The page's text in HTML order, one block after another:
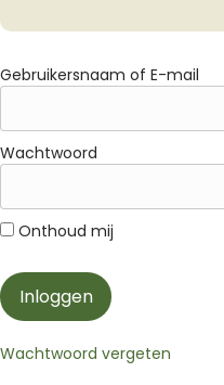
Gebruikersnaam of E-mail
Wachtwoord
Onthoud mij
Wachtwoord vergeten